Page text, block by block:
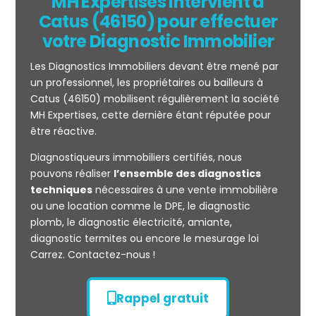
Mesurage
CARREZ
Catus (46150) pour effectuer
votre Diagnostic Immobilier
Les Diagnostics Immobiliers devant être mené par
un professionnel, les propriétaires ou bailleurs à
Catus (46150) mobilisent régulièrement la société
MH Expertises, cette dernière étant réputée pour
être réactive.
Diagnostiqueurs immobiliers certifiés, nous
pouvons réaliser l’ensemble des diagnostics
techniquesnécessaires à une vente immobilière
ou une location comme le DPE, le diagnostic
plomb, le diagnostic électricité, amiante,
diagnostic termites ou encore le mesurage loi
Carrez. Contactez-nous !
Rappel gratuit